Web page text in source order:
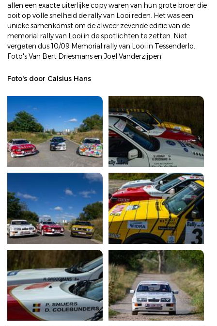
allen een exacte uiterlijke copy waren van hun grote broer die
ooit op volle snelheid de rally van Looi reden. Het was een
unieke samenkomst om de alweer zevende editie van de
memorial rally van Looi in de spotlichten te zetten. Niet
vergeten dus 10/09 Memorial rally van Looi in Tessenderlo.
Foto's Van Bert Driesmans en Joel Vanderzijpen
Foto's door Calsius Hans